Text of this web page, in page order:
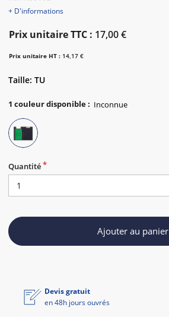
+ D'informations
Prix unitaire TTC : 17,00 €
Prix unitaire HT : 14,17 €
Taille: TU
1 couleur disponible:
Quantité
Ajouter au panier
Devis gratuit
en 48h jours ouvrés